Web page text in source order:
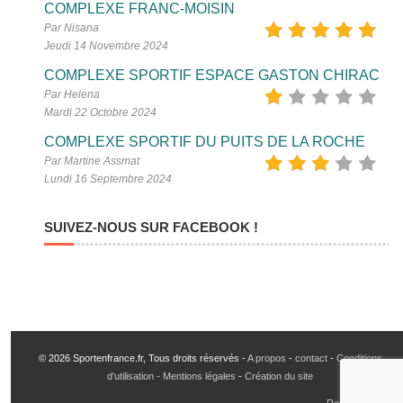
COMPLEXE FRANC-MOISIN
Par Nisana
Jeudi 14 Novembre 2024
COMPLEXE SPORTIF ESPACE GASTON CHIRAC
Par Helena
Mardi 22 Octobre 2024
COMPLEXE SPORTIF DU PUITS DE LA ROCHE
Par Martine Assmat
Lundi 16 Septembre 2024
SUIVEZ-NOUS SUR FACEBOOK !
© 2026 Sportenfrance.fr, Tous droits réservés -A propos - contact- Conditions
d'utilisation - Mentions légales - Création du site